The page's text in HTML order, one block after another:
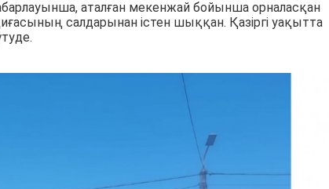
аталған мекенжай бойынша орналасқан
салдарынан істен шыққан. Қазіргі уақытта